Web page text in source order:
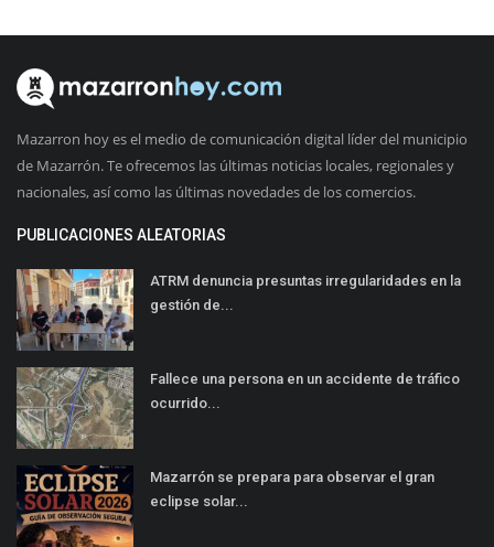
Mazarron hoy es el medio de comunicación digital líder del municipio
de Mazarrón. Te ofrecemos las últimas noticias locales, regionales y
nacionales, así como las últimas novedades de los comercios.
PUBLICACIONES ALEATORIAS
ATRM denuncia presuntas irregularidades en la
gestión de...
Fallece una persona en un accidente de tráfico
ocurrido...
Mazarrón se prepara para observar el gran
eclipse solar...